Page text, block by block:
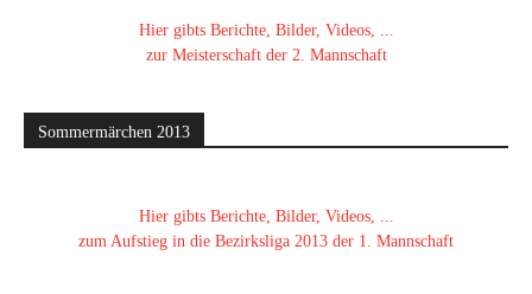
Hier gibts Berichte, Bilder, Videos, ...
zur Meisterschaft der 2. Mannschaft
Sommermärchen 2013
Hier gibts Berichte, Bilder, Videos, ...
zum Aufstieg in die Bezirksliga 2013 der 1. Mannschaft